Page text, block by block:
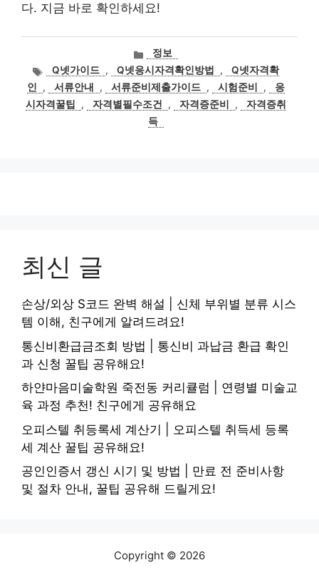
다. 지금 바로 확인하세요!
카
테
고
리
정보
태Q넷가이드 , Q넷응시자격확인방법 ,
Q넷자격확
인
, 서류안내 , 서류준비제출가이드 , 시험준비 ,
응
시자격꿀팁
, 자격별필수조건 , 자격증준비 ,
자격증취
득
최신 글
손상/외상 S코드 완벽 해설 | 신체 부위별 분류 시스
템 이해, 친구에게 알려드려요!
통신비환급금조회 방법 | 통신비 과납금 환급 확인
과 신청 꿀팁 공유해요!
하얀마음미술학원 죽전동 커리큘럼 | 연령별 미술교
육 과정 추천! 친구에게 공유해요
오피스텔 취등록세 계산기 | 오피스텔 취득세 등록
세 계산 꿀팁 공유해요!
공인인증서 갱신 시기 및 방법 | 만료 전 준비사항
및 절차 안내, 꿀팁 공유해 드릴게요!
Copyright © 2026